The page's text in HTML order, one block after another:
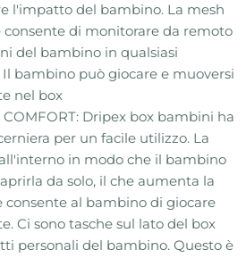
l'impatto del bambino. La mesh
consente di monitorare da remoto
del bambino in qualsiasi
bambino può giocare e muoversi
nel box
COMFORT: Dripex box bambini ha
per un facile utilizzo. La
in modo che il bambino
da solo, il che aumenta la
consente al bambino di giocare
Ci sono tasche sul lato del box
personali del bambino. Questo è